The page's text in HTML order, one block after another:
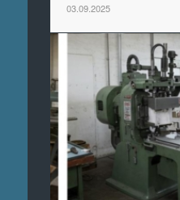
03.09.2025